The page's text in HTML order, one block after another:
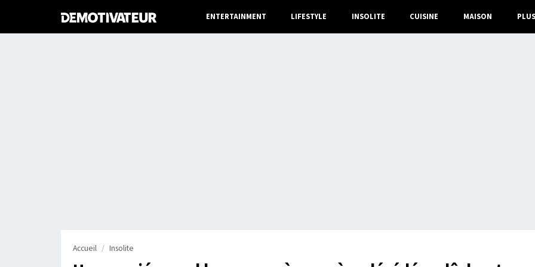
ENTERTAINMENT LIFESTYLE INSOLITE CUISINE MAISON PLUS
Accueil Insolite